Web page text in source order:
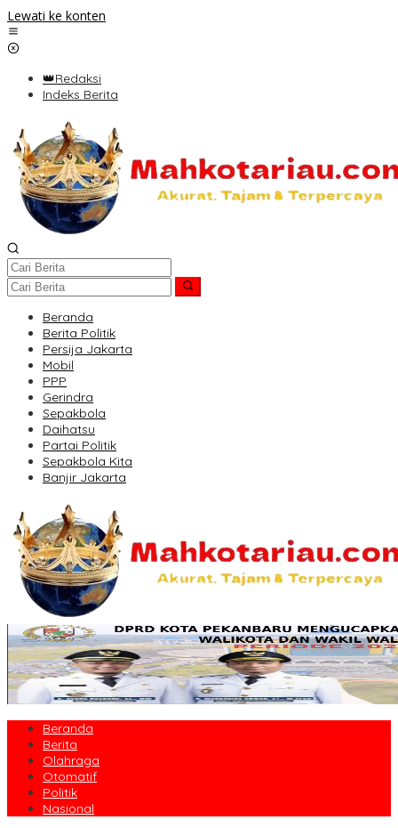
Lewati ke konten
👑Redaksi
Indeks Berita
Beranda
Berita Politik
Persija Jakarta
Mobil
PPP
Gerindra
Sepakbola
Daihatsu
Partai Politik
Sepakbola Kita
Banjir Jakarta
Beranda
Berita
Olahraga
Otomatif
Politik
Nasional